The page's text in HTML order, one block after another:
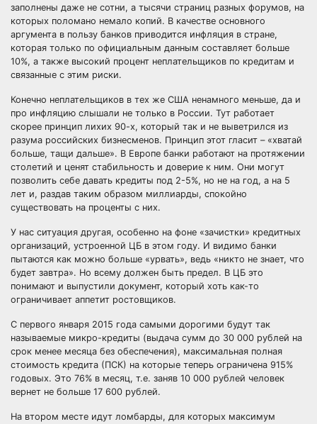
заполнены даже не сотни, а тысячи страниц разных форумов, на
которых поломано немало копий. В качестве основного
аргумента в пользу банков приводится инфляция в стране,
которая только по официальным данным составляет больше
10%, а также высокий процент неплательщиков по кредитам и
связанные с этим риски.
Конечно неплательщиков в тех же США ненамного меньше, да и
про инфляцию слышали не только в России. Тут работает
скорее принцип лихих 90-х, который так и не выветрился из
разума российских бизнесменов. Принцип этот гласит – «хватай
больше, тащи дальше». В Европе банки работают на протяжении
столетий и ценят стабильность и доверие к ним. Они могут
позволить себе давать кредиты под 2-5%, но не на год, а на 5
лет и, раздав таким образом миллиарды, спокойно
существовать на проценты с них.
У нас ситуация другая, особенно на фоне «зачистки» кредитных
организаций, устроенной ЦБ в этом году. И видимо банки
пытаются как можно больше «урвать», ведь «никто не знает, что
будет завтра». Но всему должен быть предел. В ЦБ это
понимают и выпустили документ, который хоть как-то
ограничивает аппетит ростовщиков.
С первого января 2015 года самыми дорогими будут так
называемые микро-кредиты (выдача сумм до 30 000 рублей на
срок менее месяца без обеспечения), максимальная полная
стоимость кредита (ПСК) на которые теперь ограничена 915%
годовых. Это 76% в месяц, т.е. заняв 10 000 рублей человек
вернет не больше 17 600 рублей.
На втором месте идут ломбарды, для которых максимум